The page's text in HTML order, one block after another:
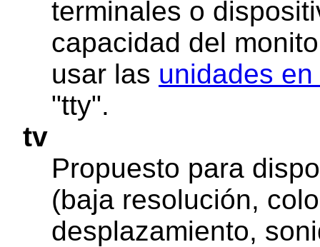
terminales o
capacidad del
usar las unidades
"tty".
tv
Propuesto para
(baja resolución,
desplazamiento,